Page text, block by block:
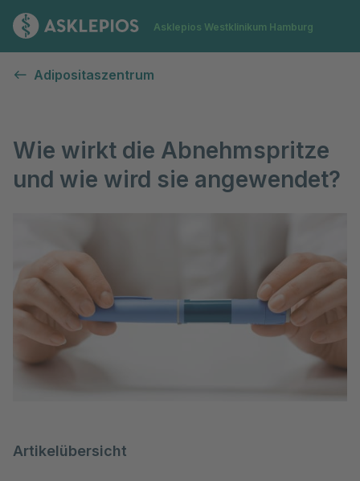
Zur Startseite
Asklepios Westklinikum Hamburg
Adipositaszentrum
Wie wirkt die Abnehmspritze
und wie wird sie angewendet?
Artikelübersicht